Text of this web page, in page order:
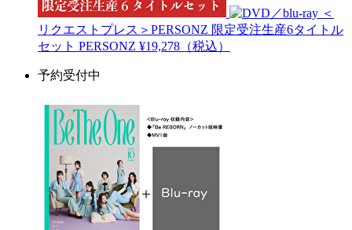
＜
リクエストプレス＞PERSONZ 限定受注生産6タイトル
セット PERSONZ ¥19,278（税込）
予約受付中